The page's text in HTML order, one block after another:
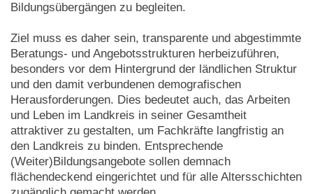
Bildungsübergängen zu begleiten.
Ziel muss es daher sein, transparente und abgestimmte
Beratungs- und Angebotsstrukturen herbeizuführen,
besonders vor dem Hintergrund der ländlichen Struktur
und den damit verbundenen demografischen
Herausforderungen. Dies bedeutet auch, das Arbeiten
und Leben im Landkreis in seiner Gesamtheit
attraktiver zu gestalten, um Fachkräfte langfristig an
den Landkreis zu binden. Entsprechende
(Weiter)Bildungsangebote sollen demnach
flächendeckend eingerichtet und für alle Altersschichten